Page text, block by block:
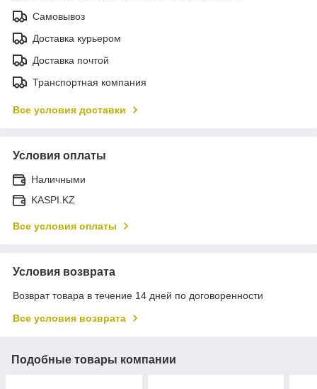
Самовывоз
Доставка курьером
Доставка почтой
Транспортная компания
Все условия доставки
Условия оплаты
Наличными
KASPI.KZ
Все условия оплаты
Условия возврата
Возврат товара в течение 14 дней по договоренности
Все условия возврата
Подобные товары компании